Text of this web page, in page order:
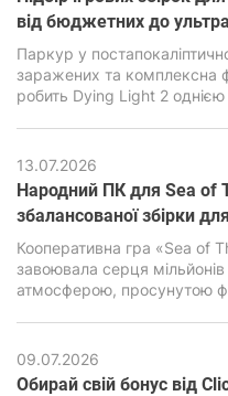
від бюджетних до
Паркур у
заражених та комплексна
робить Dying Light 2
гарну картинку, просунуту
вимагає підвищеної
13.07.2026
Народний ПК для Sea of
збалансованої збірки
Кооперативна гра «Sea of
завоювала серця
атмосферою, просунутою
навантажити навіть
класу.
09.07.2026
Обирай свій бонус від